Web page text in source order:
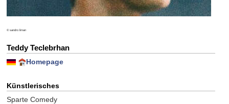
© sandro liman
Teddy Teclebrhan
Homepage
Künstlerisches
Sparte Comedy